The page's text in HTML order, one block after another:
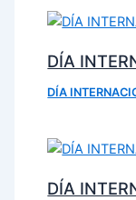
DÍA
DÍA
DÍA